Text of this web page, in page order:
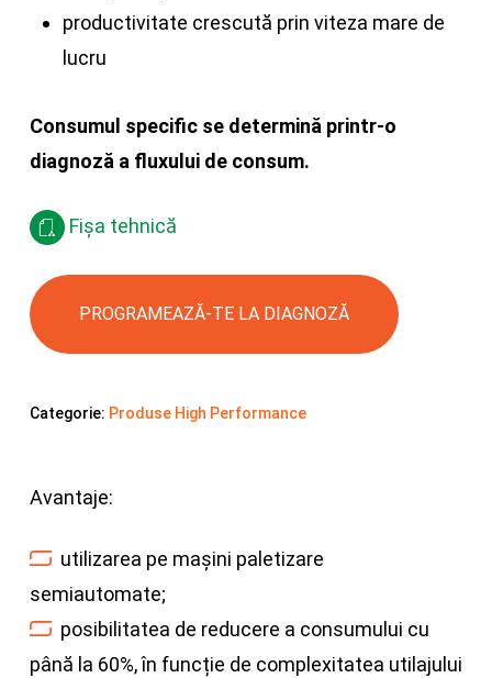
productivitate crescută prin viteza mare de
lucru
Consumul specific se determină printr-o
diagnoză a fluxului de consum.
Fișa tehnică
PROGRAMEAZĂ-TE LA DIAGNOZĂ
Categorie: Produse High Performance
Avantaje:
utilizarea pe mașini paletizare
semiautomate;
posibilitatea de reducere a consumului cu
până la 60%, în funcție de complexitatea utilajului